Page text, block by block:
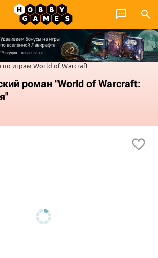
играм World of Warcraft
роман "World of Warcraft: